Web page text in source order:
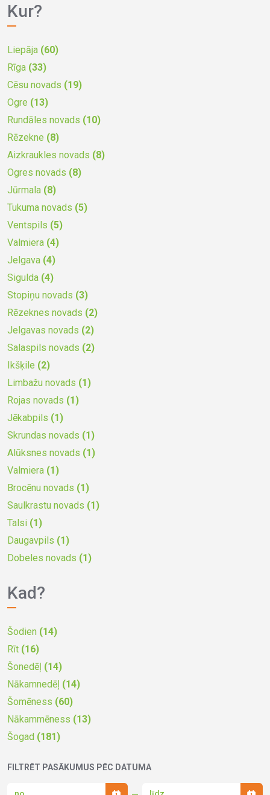
Kur?
Liepāja (60)
Rīga (33)
Cēsu novads (19)
Ogre (13)
Rundāles novads (10)
Rēzekne (8)
Aizkraukles novads (8)
Ogres novads (8)
Jūrmala (8)
Tukuma novads (5)
Ventspils (5)
Valmiera (4)
Jelgava (4)
Sigulda (4)
Stopiņu novads (3)
Rēzeknes novads (2)
Jelgavas novads (2)
Salaspils novads (2)
Ikšķile (2)
Limbažu novads (1)
Rojas novads (1)
Jēkabpils (1)
Skrundas novads (1)
Alūksnes novads (1)
Valmiera (1)
Brocēnu novads (1)
Saulkrastu novads (1)
Talsi (1)
Daugavpils (1)
Dobeles novads (1)
Kad?
Šodien (14)
Rīt (16)
Šonedēļ (14)
Nākamnedēļ (14)
Šomēness (60)
Nākammēness (13)
Šogad (181)
FILTRĒT PASĀKUMUS PĒC DATUMA